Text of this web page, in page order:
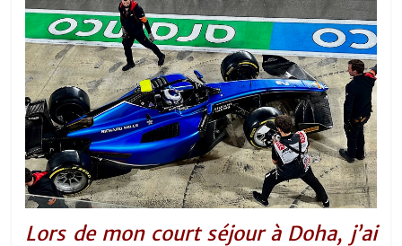
Lors de mon court séjour à Doha, j’ai